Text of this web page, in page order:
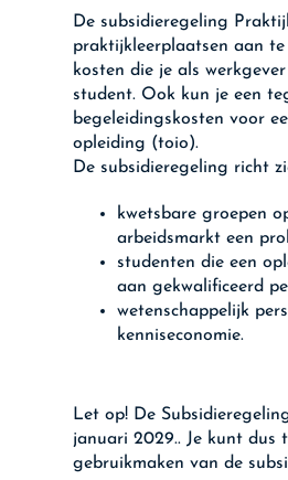
De subsidieregeling
praktijkleerplaatsen aan
kosten die je als
student. Ook kun je een
begeleidingskosten voor
opleiding (toio).
De subsidieregeling richt
kwetsbare groepen
arbeidsmarkt een
studenten die een
aan gekwalificeerd
wetenschappelijk
kenniseconomie.
Let op! De
januari 2029.. Je kunt dus
gebruikmaken van de